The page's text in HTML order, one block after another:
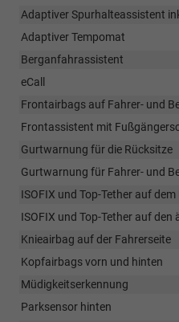
Adaptiver Spurhalteassistent
Adaptiver Tempomat
Berganfahrassistent
eCall
Frontairbags auf Fahrer- und
Frontassistent mit
Gurtwarnung für die Rücksitze
Gurtwarnung für Fahrer- und
ISOFIX und Top-Tether auf
ISOFIX und Top-Tether auf den
Knieairbag auf der Fahrerseite
Kopfairbags vorn und hinten
Müdigkeitserkennung
Parksensor hinten